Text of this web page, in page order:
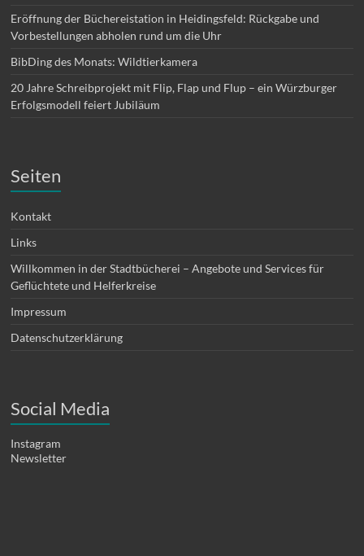
Eröffnung der Büchereistation in Heidingsfeld: Rückgabe und
Vorbestellungen abholen rund um die Uhr
BibDing des Monats: Wildtierkamera
20 Jahre Schreibprojekt mit Flip, Flap und Flup – ein Würzburger
Erfolgsmodell feiert Jubiläum
Seiten
Kontakt
Links
Willkommen in der Stadtbücherei – Angebote und Services für
Geflüchtete und Helferkreise
Impressum
Datenschutzerklärung
Social Media
Instagram
Newsletter